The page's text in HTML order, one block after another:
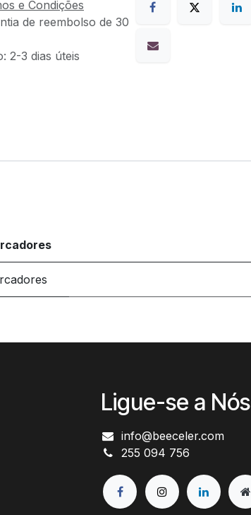
e Condições
de reembolso de 30
2-3 dias úteis
Ligue-se a Nós
info@beeceler.com
255 094 756